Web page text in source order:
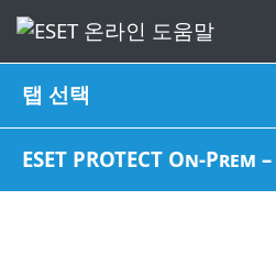
탭 선택
ESET PROTECT On-Prem